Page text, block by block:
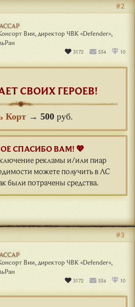
Вии, директор ЧВК «Defender»,
3172 534 10
#2
СВОИХ ГЕРОЕВ!
Корт→ 500руб.
СПАСИБО ВАМ! 💖
рекламы и/или пиар
можете получить в ЛС
были потрачены средства.
Вии, директор ЧВК «Defender»,
3172 534 10
#3